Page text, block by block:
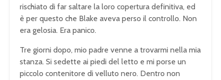
rischiato di far saltare la loro copertura definitiva, ed
è per questo che Blake aveva perso il controllo. Non
era gelosia. Era panico.
Tre giorni dopo, mio padre venne a trovarmi nella mia
stanza. Si sedette ai piedi del letto e mi porse un
piccolo contenitore di velluto nero. Dentro non